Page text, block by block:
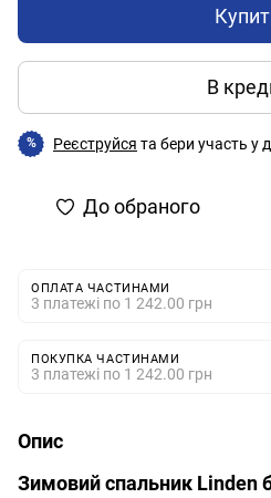
В
% Реєструйся та бери участь у
До обраного
ОПЛАТА ЧАСТИНАМИ
3 платежі по 1 242.00 грн
ПОКУПКА ЧАСТИНАМИ
3 платежі по 1 242.00 грн
Опис
Зимовий спальник Linden